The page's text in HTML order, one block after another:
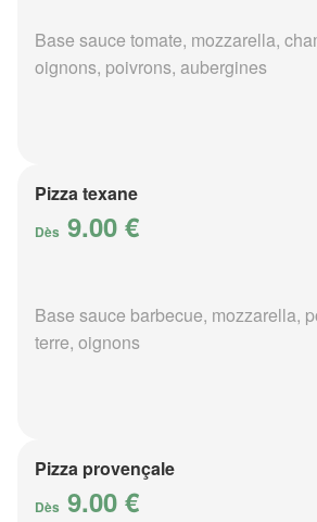
Base sauce tomate, mozzarella,
oignons, poivrons, aubergines
Pizza texane
Dès 9.00 €
Base sauce barbecue, mozzarella,
terre, oignons
Pizza provençale
Dès 9.00 €